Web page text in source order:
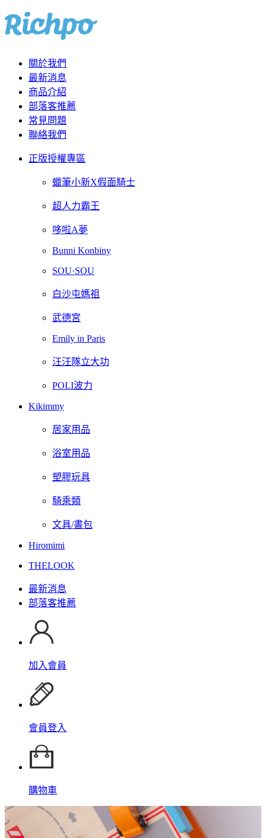
關於我們
最新消息
商品介紹
部落客推薦
常見問題
聯絡我們
正版授權專區
蠟筆小新X假面騎士
超人力霸王
哆啦A夢
Bunni Konbiny
SOU·SOU
白沙屯媽祖
武德宮
Emily in Paris
汪汪隊立大功
POLI波力
Kikimmy
居家用品
浴室用品
塑膠玩具
騎乘類
文具/書包
Hiromimi
THELOOK
最新消息
部落客推薦
加入會員
會員登入
購物車